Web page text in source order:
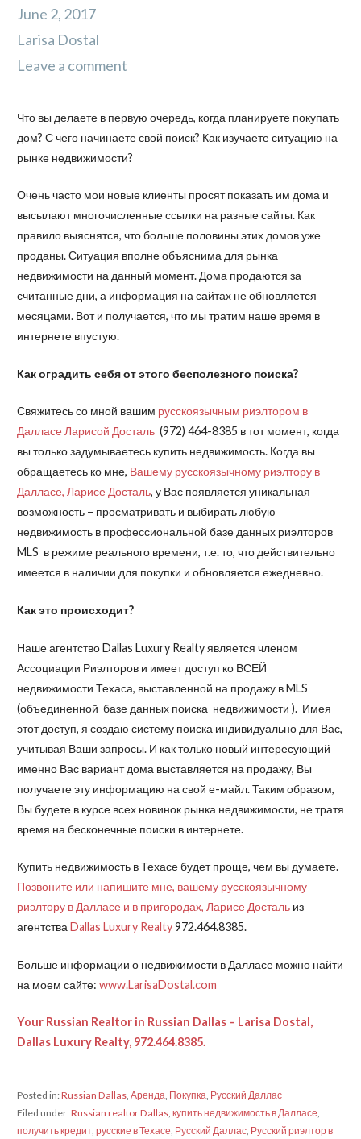
June 2, 2017
Larisa Dostal
Leave a comment
Что вы делаете в первую очередь, когда планируете покупать
дом? С чего начинаете свой поиск? Как изучаете ситуацию на
рынке недвижимости?
Очень часто мои новые клиенты просят показать им дома и
высылают многочисленные ссылки на разные сайты. Как
правило выяснятся, что больше половины этих домов уже
проданы. Ситуация вполне объяснима для рынка
недвижимости на данный момент. Дома продаются за
считанные дни, а информация на сайтах не обновляется
месяцами. Вот и получается, что мы тратим наше время в
интернете впустую.
Как оградить себя от этого бесполезного поиска?
Свяжитесь со мной вашим русскоязычным риэлтором в
Далласе Ларисой Досталь(972) 464-8385 в тот момент, когда
вы только задумываетесь купить недвижимость. Когда вы
обращаетесь ко мне, Вашему русскоязычному риэлтору в
Далласе, Ларисе Досталь, у Вас появляется уникальная
возможность – просматривать и выбирать любую
недвижимость в профессиональной базе данных риэлторов
MLS в режиме реального времени, т.е. то, что действительно
имеется в наличии для покупки и обновляется ежедневно.
Как это происходит?
Наше агентство Dallas Luxury Realty является членом
Ассоциации Риэлторов и имеет доступ ко ВСЕЙ
недвижимости Техаса, выставленной на продажу в MLS
(объединенной базе данных поиска недвижимости ). Имея
этот доступ, я создаю систему поиска индивидуально для Вас,
учитывая Ваши запросы. И как только новый интересующий
именно Вас вариант дома выставляется на продажу, Вы
получаете эту информацию на свой е-майл. Таким образом,
Вы будете в курсе всех новинок рынка недвижимости, не тратя
время на бесконечные поиски в интернете.
Купить недвижимость в Техасе будет проще, чем вы думаете.
Позвоните или напишите мне, вашему русскоязычному
риэлтору в Далласе и в пригородах, Ларисе Достальиз
агентства Dallas Luxury Realty972.464.8385.
Больше информации о недвижимости в Далласе можно найти
на моем сайте: www.LarisaDostal.com
Your Russian Realtor in Russian Dallas – Larisa Dostal,
Dallas Luxury Realty, 972.464.8385.
Posted in:Russian Dallas, Аренда, Покупка, Русский Даллас
Filed under:Russian realtor Dallas, купить недвижимость в Далласе,
получить кредит, русские в Техасе, Русский Даллас, Русский риэлтор в